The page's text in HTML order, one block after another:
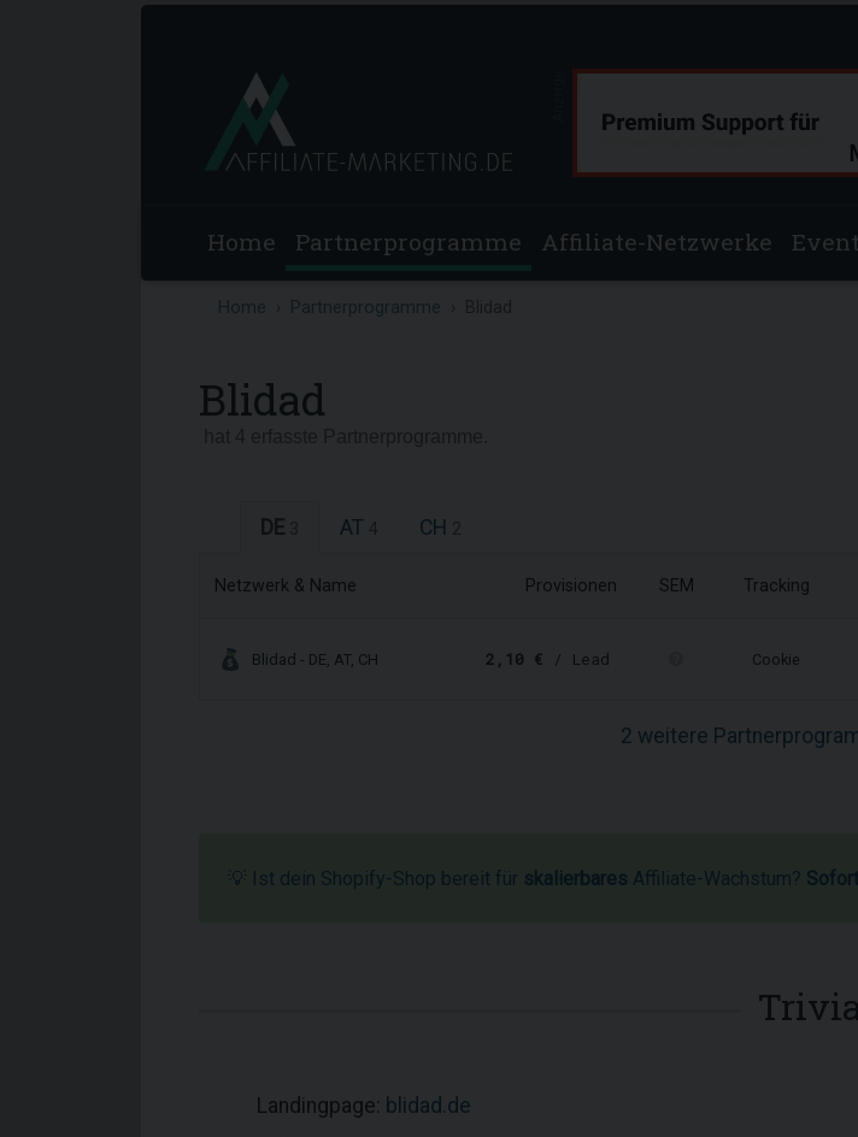
Home Partnerprogramme Affiliate-Netzwerke
Home Partnerprogramme
Blidad
DE AT CH
Netzwerk & Name Provisionen SEM Tracking
Blidad - DE, AT, CH 2,10 € / Lead Cookie
2 weitere
💡 Ist dein Shopify-Shop bereit für skalierbares Affiliate-Wachstum? Sofort
Landingpage: blidad.de